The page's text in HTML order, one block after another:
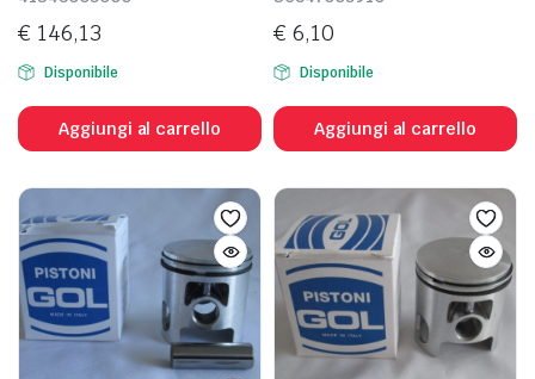
€ 146,13
Disponibile
Aggiungi al carrello
€ 6,10
Disponibile
Aggiungi al carrello